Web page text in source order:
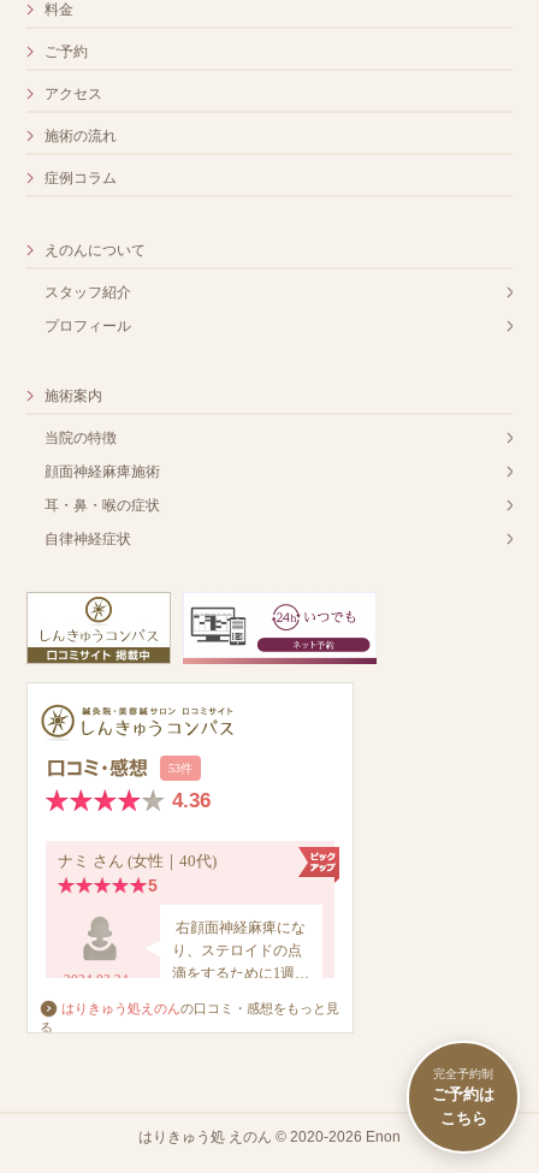
料金
ご予約
アクセス
施術の流れ
症例コラム
えのんについて
スタッフ紹介
プロフィール
施術案内
当院の特徴
顔面神経麻痺施術
耳・鼻・喉の症状
自律神経症状
はりきゅう処えのんの口コミ・感想をもっと見
る
はりきゅう処 えのん © 2020-2026 Enon
完全予約制